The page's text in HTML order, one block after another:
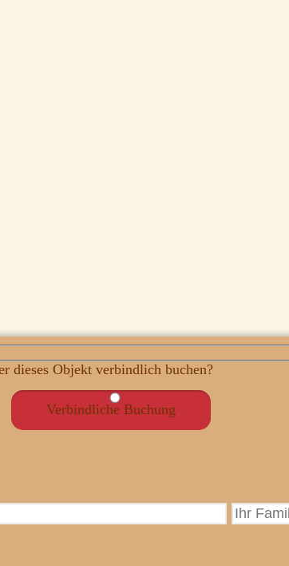
dieses Objekt verbindlich buchen?
Verbindliche Buchung